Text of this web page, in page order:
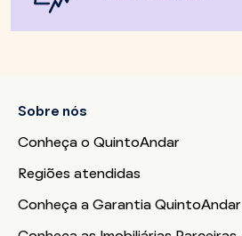
Sobre nós
Conheça o QuintoAndar
Regiões atendidas
Conheça a Garantia QuintoAndar